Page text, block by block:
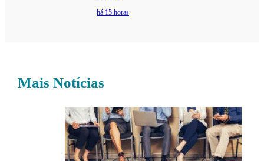
há 15 horas
Mais Notícias